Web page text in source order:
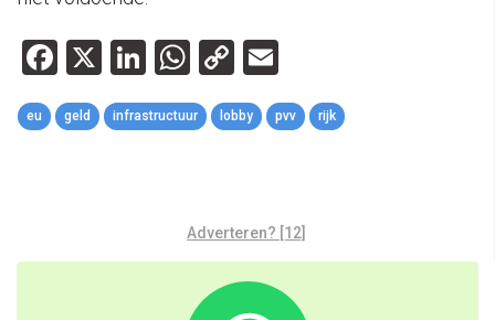
Facebook
X LinkedIn
WhatsApp
Copy
Link
eu geld infrastructuur lobby pvv rijk
Adverteren? [12]